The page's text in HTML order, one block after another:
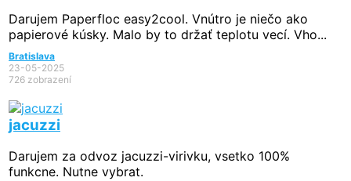
Darujem Paperfloc easy2cool. Vnútro je niečo ako
papierové kúsky. Malo by to držať teplotu vecí. Vho...
Bratislava
23-05-2025
726 zobrazení
jacuzzi
Darujem za odvoz jacuzzi-virivku, vsetko 100%
funkcne. Nutne vybrat.